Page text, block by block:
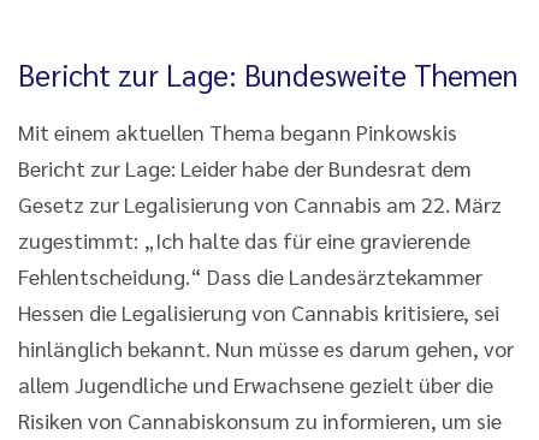
Bericht zur Lage: Bundesweite Themen
Mit einem aktuellen Thema begann Pinkowskis
Bericht zur Lage: Leider habe der Bundesrat dem
Gesetz zur Legalisierung von Cannabis am 22. März
zugestimmt: „Ich halte das für eine gravierende
Fehlentscheidung.“ Dass die Landesärztekammer
Hessen die Legalisierung von Cannabis kritisiere, sei
hinlänglich bekannt. Nun müsse es darum gehen, vor
allem Jugendliche und Erwachsene gezielt über die
Risiken von Cannabiskonsum zu informieren, um sie